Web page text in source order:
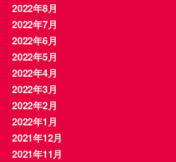
2022年8月
2022年7月
2022年6月
2022年5月
2022年4月
2022年3月
2022年2月
2022年1月
2021年12月
2021年11月